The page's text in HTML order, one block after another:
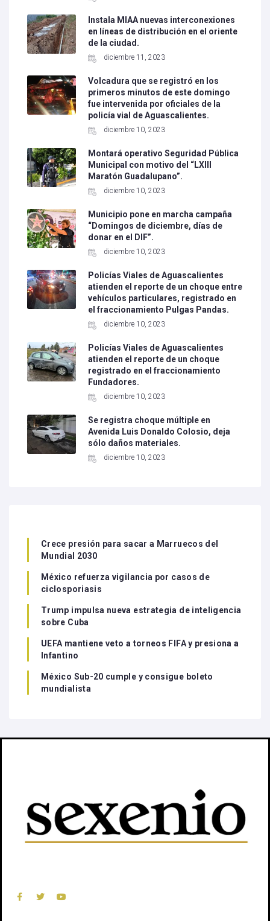
Instala MIAA nuevas interconexiones
en líneas de distribución en el oriente
de la ciudad.
diciembre 11, 2023
Volcadura que se registró en los
primeros minutos de este domingo
fue intervenida por oficiales de la
policía vial de Aguascalientes.
diciembre 10, 2023
Montará operativo Seguridad Pública
Municipal con motivo del “LXIII
Maratón Guadalupano”.
diciembre 10, 2023
Municipio pone en marcha campaña
“Domingos de diciembre, días de
donar en el DIF”.
diciembre 10, 2023
Policías Viales de Aguascalientes
atienden el reporte de un choque entre
vehículos particulares, registrado en
el fraccionamiento Pulgas Pandas.
diciembre 10, 2023
Policías Viales de Aguascalientes
atienden el reporte de un choque
registrado en el fraccionamiento
Fundadores.
diciembre 10, 2023
Se registra choque múltiple en
Avenida Luis Donaldo Colosio, deja
sólo daños materiales.
diciembre 10, 2023
Crece presión para sacar a Marruecos del
Mundial 2030
México refuerza vigilancia por casos de
ciclosporiasis
Trump impulsa nueva estrategia de inteligencia
sobre Cuba
UEFA mantiene veto a torneos FIFA y presiona a
Infantino
México Sub-20 cumple y consigue boleto
mundialista